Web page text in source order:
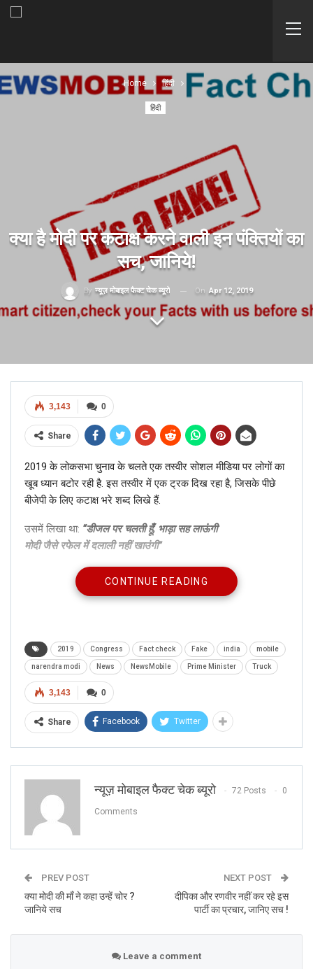
Home हिंदी
हिंदी
क्या है मोदी पर कटाक्ष करने वाली इन पंक्तियों का
सच, जानिये!
By न्यूज़ मोबाइल फैक्ट चेक ब्यूरो On Apr 12, 2019
0
3,143
Share
2019 के लोकसभा चुनाव के चलते एक तस्वीर सोशल मीडिया पर लोगों का
खूब ध्यान बटोर रही है. इस तस्वीर में एक ट्रक दिख रहा है, जिसके पीछे
बीजेपी के लिए कटाक्ष भरे शब्द लिखे हैं.
उसमें लिखा था: “डीजल पर चलती हूँ, भाड़ा सह लाऊंगी
मोदी जैसे रफेल में दलाली नहीं खाउंगी”
द्वारा साझा किया जा चुका था.
CONTINUE READING
2019 Congress Fact check Fake india mobile
narendra modi News NewsMobile Prime Minister Truck
0
3,143
Share Facebook Twitter
न्यूज़ मोबाइल फैक्ट चेक ब्यूरो 72 Posts 0
Comments
PREV POST
क्या मोदी की माँ ने कहा उन्हें चोर ?
जानिये सच
NEXT POST
दीपिका और रणवीर नहीं कर रहे इस
पार्टी का प्रचार, जानिए सच !
Leave a comment